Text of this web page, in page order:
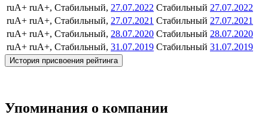
ruA+ ruA+, Стабильный, 27.07.2022 Стабильный 27.07.2022
ruA+ ruA+, Стабильный, 27.07.2021 Стабильный 27.07.2021
ruA+ ruA+, Стабильный, 28.07.2020 Стабильный 28.07.2020
ruA+ ruA+, Стабильный, 31.07.2019 Стабильный 31.07.2019
История присвоения рейтинга
Упоминания о компании